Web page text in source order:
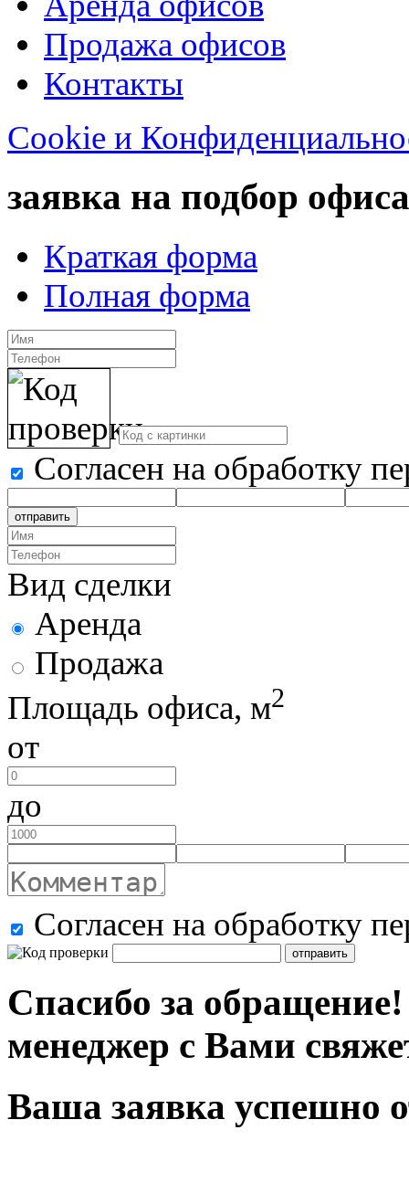
Продажа офисов
Контакты
Cookie и
заявка на подбор офиса
Краткая форма
Полная форма
Согласен на обработку
отправить
Вид сделки
Аренда
Продажа
Площадь офиса, м2
от
до
Согласен на обработку
отправить
Спасибо за
менеджер с Вами
Ваша заявка успешно